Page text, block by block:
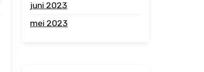
juni 2023
mei 2023